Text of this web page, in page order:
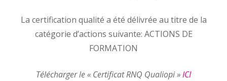
La certification qualité a été délivrée au titre de la
catégorie d’actions suivante: ACTIONS DE
FORMATION
Télécharger le « Certificat RNQ Qualiopi »ICI